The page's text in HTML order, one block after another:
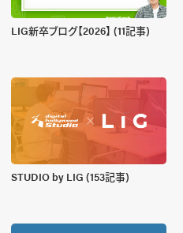
LIG新卒ブログ【2026】 (11記事)
STUDIO by LIG (153記事)